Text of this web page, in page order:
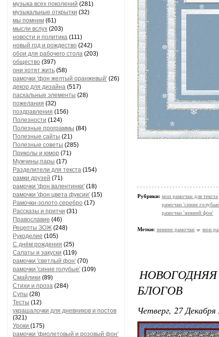
музыка всех поколений (281)
музыкальные открытки (32)
мы помним (61)
мысли вслух (203)
новости и политика (111)
новый год и рождество (242)
обои для рабочего стола (203)
общество (397)
они хотят жить (58)
рамочки 'фон желтый оранжевый' (26)
декор для дизайна (517)
пасхальные элементы (28)
пожелания (32)
поздравления (156)
Полезности (124)
Полезные программы (84)
Полезные сайты (21)
Полезные советы (285)
Приколы и юмор (71)
Мужчины,пары (17)
Разделители для текста (154)
рамки друзей (71)
рамочки 'фон валентинки' (18)
рамочки 'фон цвета фуксии' (15)
Рамочки-золото,серебро (17)
Рассказы и притчи (31)
Православие (46)
Рецепты ЗОЖ (248)
Рукоделие (105)
С днём рождения (25)
Салаты и закуски (119)
рамочки 'светлый фон' (70)
рамочки 'синие голубые' (109)
Смайлики (89)
Стихи и проза (284)
Супы (28)
Тесты (12)
украшалочки для дневников и постов
(321)
Уроки (175)
рамочки 'фиолетовый и розовый фон'
Рубрики: мои рамочки для текста
рамочки 'синие
рамочки 'зимний фон'
Метки: зимние рамочки мои
БЛОГОВ
Четверг, 27